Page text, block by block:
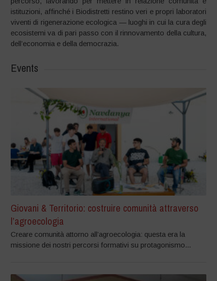
istituzioni, affinché i Biodistretti restino veri e propri laboratori
viventi di rigenerazione ecologica — luoghi in cui la cura degli
ecosistemi va di pari passo con il rinnovamento della cultura,
dell’economia e della democrazia.
Events
Giovani & Territorio: costruire comunità attraverso
l’agroecologia
Creare comunità attorno all’agroecologia: questa era la
missione dei nostri percorsi formativi su protagonismo...